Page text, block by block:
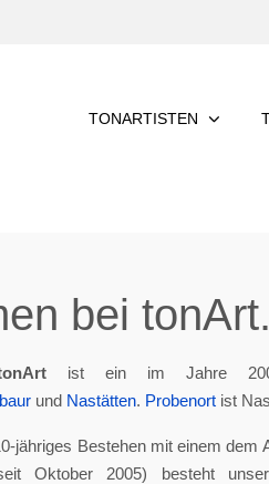
TONARTISTEN
bei tonArt.
ist ein im Jahre
und Nastätten. Probenort ist
jähriges Bestehen mit einem
Oktober 2005) besteht